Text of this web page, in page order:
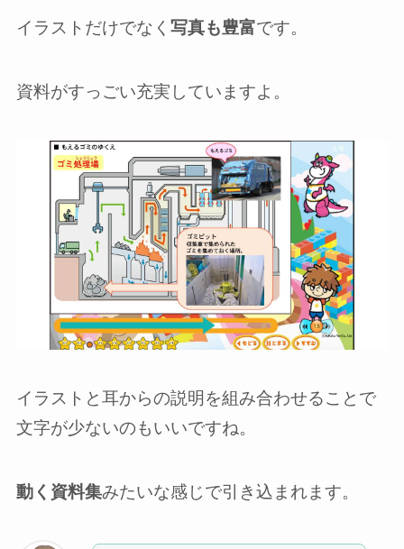
イラストだけでなく 写真も豊富です。
資料がすっごい充実していますよ。
イラストと耳からの説明を組み合わせることで
文字が少ないのもいいですね。
動く資料集みたいな感じで引き込まれます。